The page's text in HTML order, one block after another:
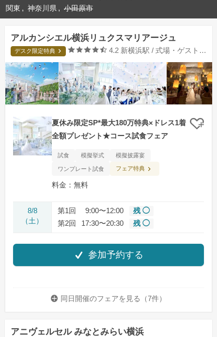
関東 神奈川県 小田原市
アルカンシエル横浜リュクスマリアージュ
デスク限定特典 口コミ評価
4.2 新横浜駅 / 式場・ゲストハウス
夏休み限定SP*最大180万特典×ドレス1着
全額プレゼント★コース試食フェア
クリ
試食 模擬挙式
模擬披露宴
ワンプレート試食
フェア特典
料金：無料
8/8
（土）
第1回 9:00〜12:00
残 ◯
第2回
17:30〜20:30 残 ◯
参加予約する
同日開催のフェアを 見る（7件）
アニヴェルセル みなとみらい横浜